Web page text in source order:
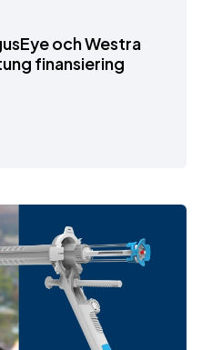
och Westra
finansiering